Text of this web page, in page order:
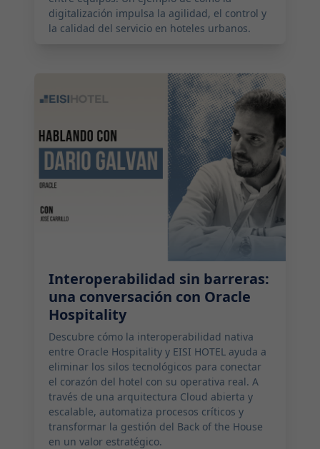
digitalización impulsa la agilidad, el control y
la calidad del servicio en hoteles urbanos.
2026-03-14 11:00:00
Interoperabilidad sin barreras:
una conversación con Oracle
Hospitality
Descubre cómo la interoperabilidad nativa
entre Oracle Hospitality y EISI HOTEL ayuda a
eliminar los silos tecnológicos para conectar
el corazón del hotel con su operativa real. A
través de una arquitectura Cloud abierta y
escalable, automatiza procesos críticos y
transformar la gestión del Back of the House
en un valor estratégico.